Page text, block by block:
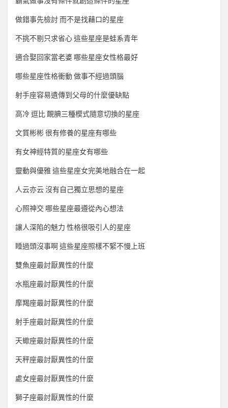
做錯事先檢討 而不是找藉口的星座
不挑不剔只求省心 這些星座是蛙系青年
適合娶回家當老婆 哪些星座女性格最好
哪些星座性格衝動 做事不經過頭腦
射手座容易遺傳到父母的什麼優缺點
高冷 逗比 靦腆三種模式隨意切換的星座
文質彬彬 很有修養的星座有哪些
有女神經特質的星座女有哪些
靈動與優雅 這些星座女完美地融合在一起
人云亦云 沒有自己獨立思想的星座
心照神交 哪些星座最遵從內心想法
讓人深陷的魅力 性格很吸引人的星座
睡過頭沒事啊 這些星座照樣不緊不慢上班
雙魚座最討厭異性的什麼
水瓶座最討厭異性的什麼
摩羯座最討厭異性的什麼
射手座最討厭異性的什麼
天蠍座最討厭異性的什麼
天秤座最討厭異性的什麼
處女座最討厭異性的什麼
獅子座最討厭異性的什麼